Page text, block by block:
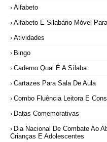
Alfabeto
Alfabeto E Silabário Móvel
Atividades
Bingo
Caderno Qual É A Sílaba
Cartazes Para Sala De Aula
Combo Fluência Leitora E
Datas Comemorativas
Dia Nacional De Combate Ao
Crianças E Adolescentes